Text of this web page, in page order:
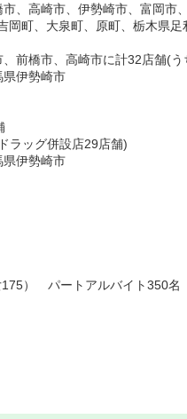
、高崎市、伊勢崎市、富岡市
岡町、大泉町、原町、栃木県
前橋市、高崎市に計32店舗(
県伊勢崎市
ラッグ併設店29店舗)
県伊勢崎市
） パートアルバイト350名